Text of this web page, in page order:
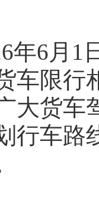
年6月1
车限行
大货车
行车路